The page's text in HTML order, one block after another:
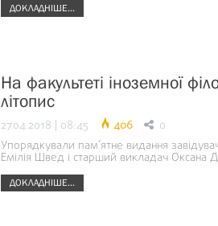
ДОКЛАДНІШЕ...
На факультеті іноземної
літопис
27.04.2018 | 08:45 406 0
Упорядкували пам’ятне видання
Емілія Швед і старший викладач Оксана
ДОКЛАДНІШЕ...